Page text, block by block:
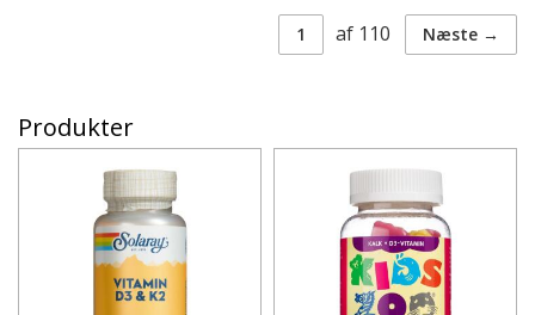
Side
1 af 110 Næste →
Produkter